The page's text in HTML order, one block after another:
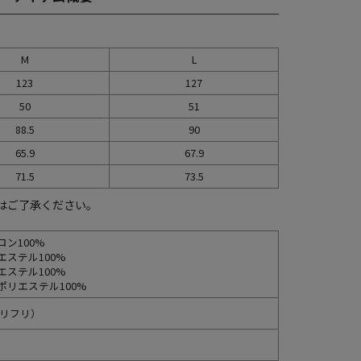
M
L
123
127
50
51
88.5
90
65.9
67.9
71.5
73.5
了承ください。
ン100%
ステル100%
ステル100%
リエステル100%
フリ）